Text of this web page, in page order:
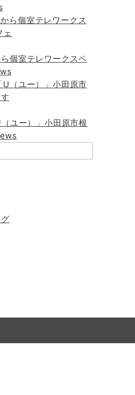
個室テレワークスペ
ユー）」小田原市根